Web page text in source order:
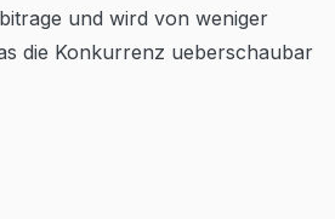
und wird von weniger
die Konkurrenz ueberschaubar